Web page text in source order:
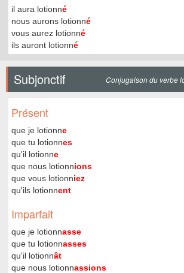
il aura lotionné
nous aurons lotionné
vous aurez lotionné
ils auront lotionné
Subjonctif Conjugaison du verbe
Présent
que je lotionne
que tu lotionnes
qu'il lotionne
que nous lotionnions
que vous lotionniez
qu'ils lotionnent
Imparfait
que je lotionnasse
que tu lotionnasses
qu'il lotionnât
que nous lotionnassions